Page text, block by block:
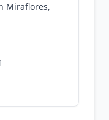
Miraflores,